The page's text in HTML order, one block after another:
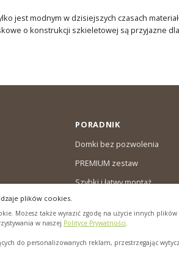
jest modnym w dzisiejszych czasach
o konstrukcji szkieletowej są przyjazne
PORADNIK
Domki bez pozwolenia
PREMIUM zestaw
Szybki i łatwy montaż
plików cookies.
Możesz także wyrazić zgodę na użycie innych plików
w naszej Polityce Prywatności.
do personalizowanych reklam, przestrzegając